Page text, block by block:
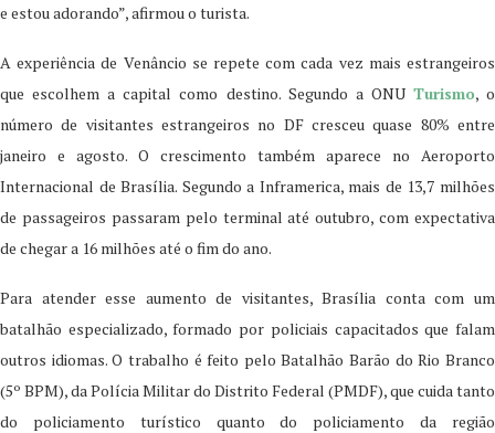
e estou adorando”, afirmou o turista.
A experiência de Venâncio se repete com cada vez mais estrangeiros
que escolhem a capital como destino. Segundo a ONU Turismo, o
número de visitantes estrangeiros no DF cresceu quase 80% entre
janeiro e agosto. O crescimento também aparece no Aeroporto
Internacional de Brasília. Segundo a Inframerica, mais de 13,7 milhões
de passageiros passaram pelo terminal até outubro, com expectativa
de chegar a 16 milhões até o fim do ano.
Para atender esse aumento de visitantes, Brasília conta com um
batalhão especializado, formado por policiais capacitados que falam
outros idiomas. O trabalho é feito pelo Batalhão Barão do Rio Branco
(5º BPM), da Polícia Militar do Distrito Federal (PMDF), que cuida tanto
do policiamento turístico quanto do policiamento da região